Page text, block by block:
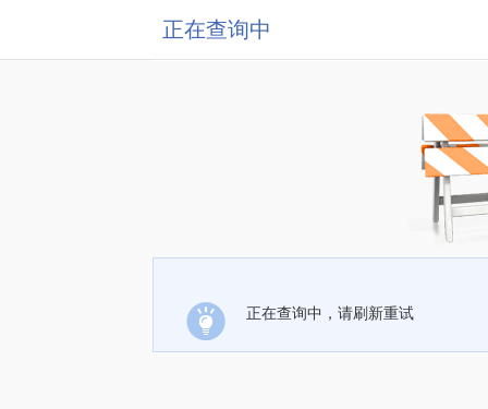
正在查询中
正在查询中，请刷新重试